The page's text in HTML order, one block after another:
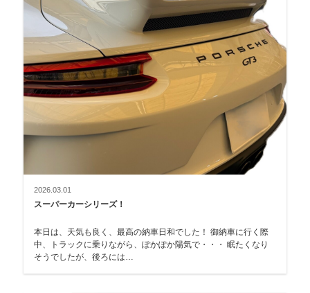
2026.03.01
スーパーカーシリーズ！
本日は、天気も良く、最高の納車日和でした！ 御納車に行く際
中、トラックに乗りながら、ぽかぽか陽気で・・・ 眠たくなり
そうでしたが、後ろには…